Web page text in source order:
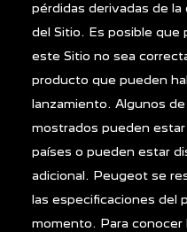
pérdidas derivadas de
del Sitio. Es posible que
este Sitio no sea
producto que pueden
lanzamiento. Algunos
mostrados pueden
países o pueden estar
adicional. Peugeot se
las especificaciones del
momento. Para conocer